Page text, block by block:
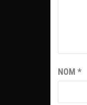
NOM *